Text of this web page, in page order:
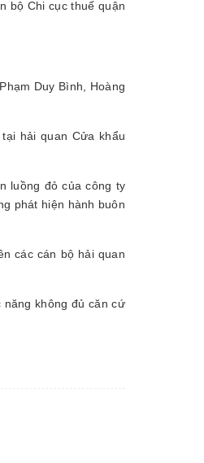
bộ Chi cục thuế quận
Duy Bình, Hoàng
hải quan Cửa khẩu
luồng đỏ của công ty
phát hiện hành buôn
các cán bộ hải quan
không đủ căn cứ